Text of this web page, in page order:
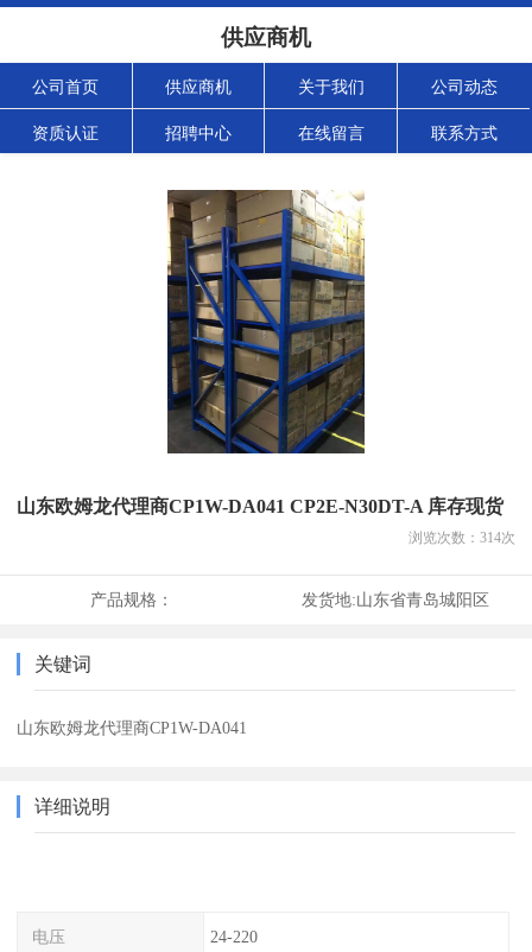
供应商机
公司首页 供应商机 关于我们 公司动态
资质认证 招聘中心 在线留言 联系方式
山东欧姆龙代理商CP1W-DA041 CP2E-N30DT-A 库存现货
浏览次数： 314次
产品规格： 发货地:山东省青岛城阳区
关键词
山东欧姆龙代理商CP1W-DA041
详细说明
电压 24-220